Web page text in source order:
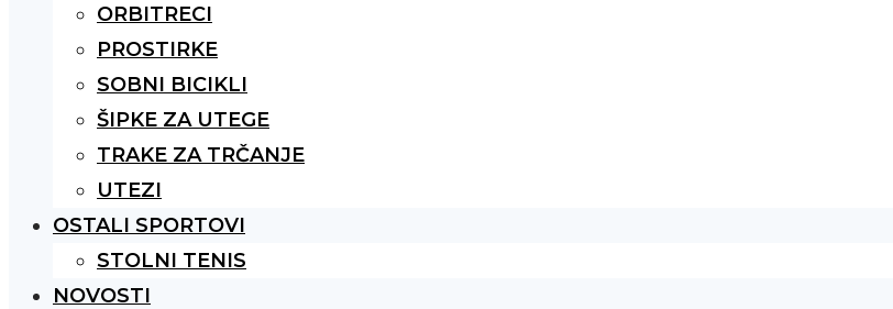
ORBITRECI
PROSTIRKE
SOBNI BICIKLI
ŠIPKE ZA UTEGE
TRAKE ZA TRČANJE
UTEZI
OSTALI SPORTOVI
STOLNI TENIS
NOVOSTI